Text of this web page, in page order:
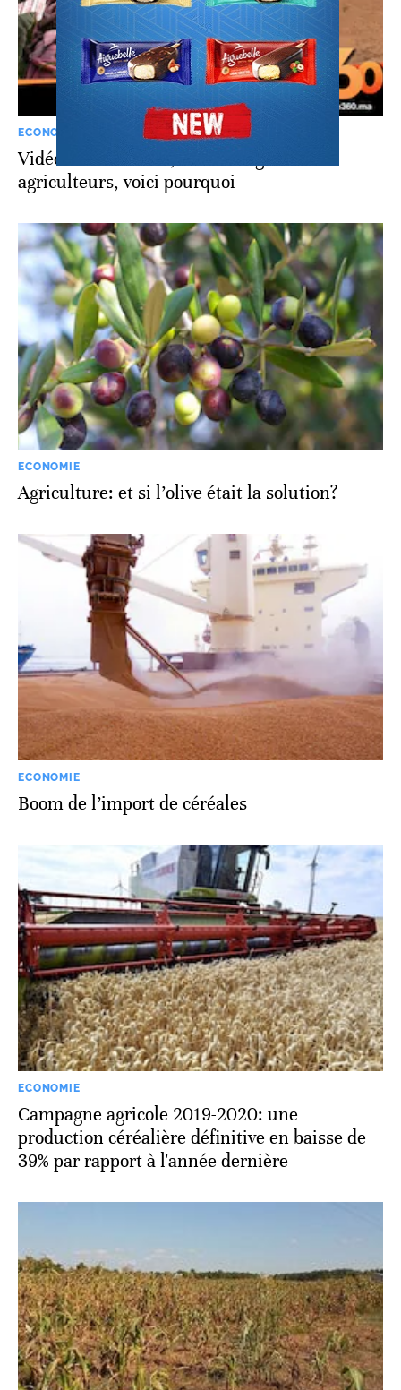
ECONOMIE
Vidéo. À Taroudant, la faillite guette les
agriculteurs, voici pourquoi
ECONOMIE
Agriculture: et si l’olive était la solution?
ECONOMIE
Boom de l’import de céréales
ECONOMIE
Campagne agricole 2019-2020: une
production céréalière définitive en baisse de
39% par rapport à l'année dernière